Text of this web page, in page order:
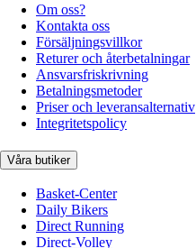
Om oss?
Kontakta oss
Försäljningsvillkor
Returer och återbetalningar
Ansvarsfriskrivning
Betalningsmetoder
Priser och leveransalternativ
Integritetspolicy
Våra butiker
Basket-Center
Daily Bikers
Direct Running
Direct-Volley